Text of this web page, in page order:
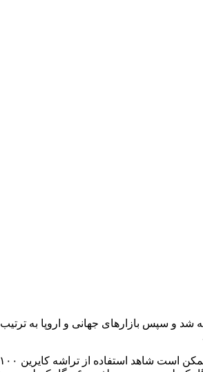
تاریخ ۲۶ دسامبر (سه شنبه) برای کشور چین عرضه شد و سپس